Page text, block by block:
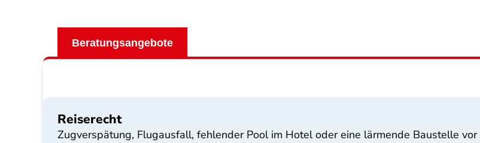
Beratungsangebote
Reiserecht
Zugverspätung, Flugausfall, fehlender Pool im Hotel oder eine lärmende Baustelle